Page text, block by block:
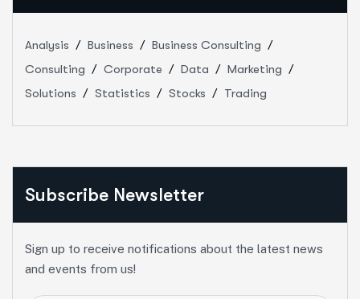
Analysis Business
Business Consulting
Consulting
Corporate Data
Marketing
Solutions
Statistics Stocks Trading
Subscribe Newsletter
Sign up to receive notifications about the latest news
and events from us!